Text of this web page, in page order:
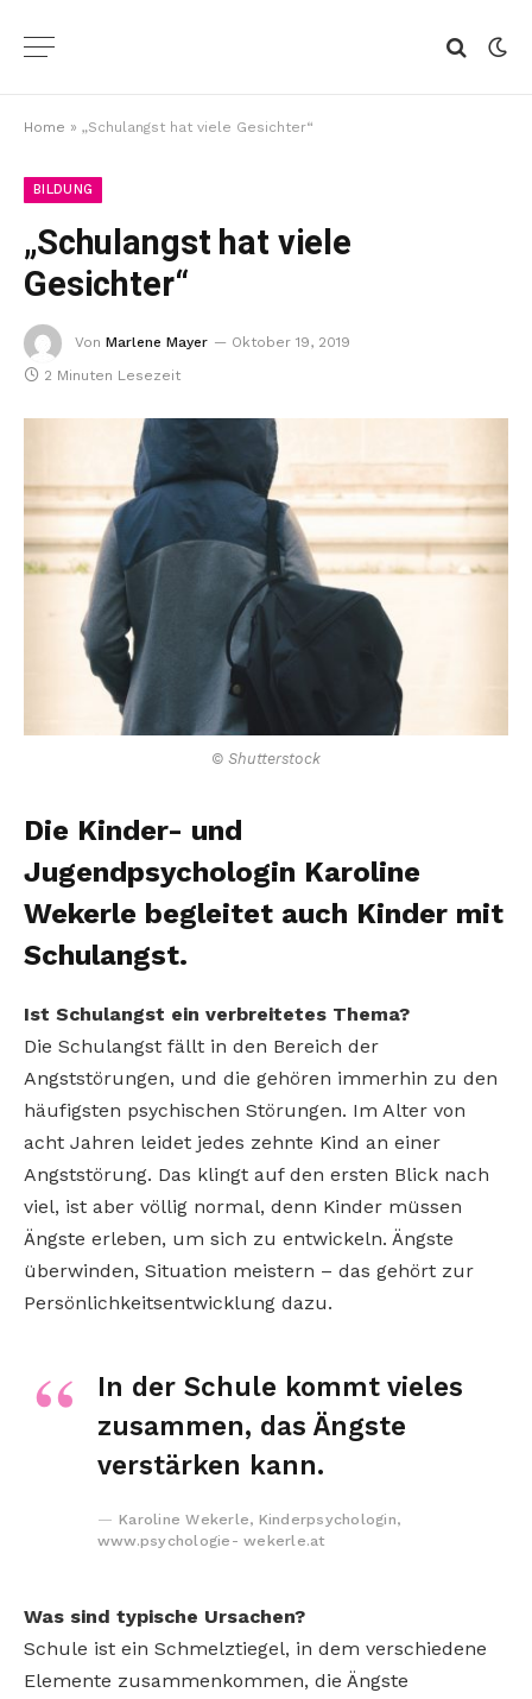
Home » „Schulangst hat viele Gesichter“
BILDUNG
„Schulangst hat viele
Gesichter“
Von Marlene Mayer
Oktober 19, 2019
2 Minuten Lesezeit
© Shutterstock
Die Kinder- und
Jugendpsychologin Karoline
Wekerle begleitet auch Kinder mit
Schulangst.
Ist Schulangst ein verbreitetes Thema?
Die Schulangst fällt in den Bereich der
Angststörungen, und die gehören immerhin zu den
häufigsten psychischen Störungen. Im Alter von
acht Jahren leidet jedes zehnte Kind an einer
Angststörung. Das klingt auf den ersten Blick nach
viel, ist aber völlig normal, denn Kinder müssen
Ängste erleben, um sich zu entwickeln. Ängste
überwinden, Situation meistern – das gehört zur
Persönlichkeitsentwicklung dazu.
In der Schule kommt vieles
zusammen, das Ängste
verstärken kann.
Karoline Wekerle, Kinderpsychologin,
www.psychologie- wekerle.at
Was sind typische Ursachen?
Schule ist ein Schmelztiegel, in dem verschiedene
Elemente zusammenkommen, die Ängste